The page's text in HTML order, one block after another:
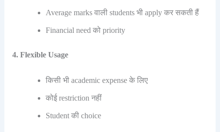
Average marks वाली students भी apply कर सकती हैं
Financial need को priority
4. Flexible Usage
किसी भी academic expense के लिए
कोई restriction नहीं
Student की choice